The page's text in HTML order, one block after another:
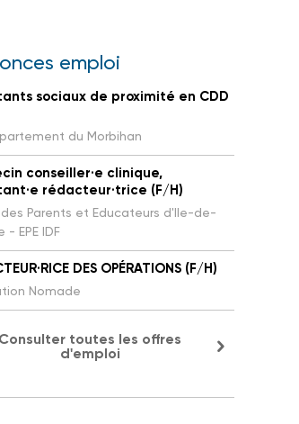
emploi
sociaux de proximité en CDD
du Morbihan
conseiller·e clinique,
rédacteur·trice (F/H)
des Parents et Educateurs d'Ile-de-
- EPE IDF
DES OPÉRATIONS (F/H)
Nomade
Consulter toutes les offres
d'emploi